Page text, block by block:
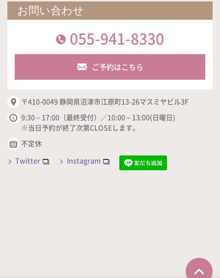
お問い合わせ
055-941-8330
ご予約はこちら
〒410-0049 静岡県沼津市江原町13-26マスミヤビル3F
9:30～17:00（最終受付）／10:00～13:00(日曜日)
※当日予約が終了次第CLOSEします。
不定休
Twitter
Instagram